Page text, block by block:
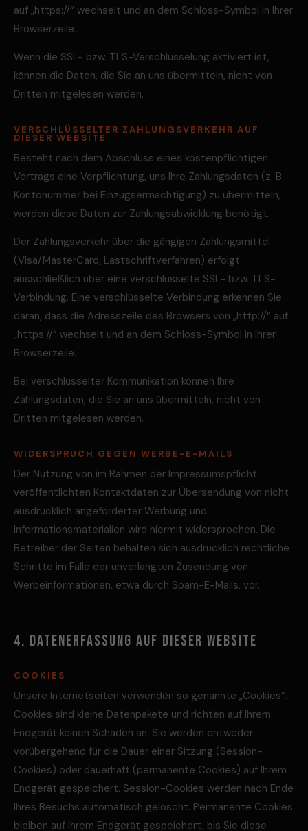
auf „https://“ wechselt und an dem Schloss-Symbol in Ihrer
Browserzeile.
Wenn die SSL- bzw. TLS-Verschlüsselung aktiviert ist,
können die Daten, die Sie an uns übermitteln, nicht von
Dritten mitgelesen werden.
VERSCHLÜSSELTER ZAHLUNGSVERKEHR AUF
DIESER WEBSITE
Besteht nach dem Abschluss eines kostenpflichtigen
Vertrags eine Verpflichtung, uns Ihre Zahlungsdaten (z. B.
Kontonummer bei Einzugsermächtigung) zu übermitteln,
werden diese Daten zur Zahlungsabwicklung benötigt.
Der Zahlungsverkehr über die gängigen Zahlungsmittel
(Visa/MasterCard, Lastschriftverfahren) erfolgt
ausschließlich über eine verschlüsselte SSL- bzw. TLS-
Verbindung. Eine verschlüsselte Verbindung erkennen Sie
daran, dass die Adresszeile des Browsers von „http://“ auf
„https://“ wechselt und an dem Schloss-Symbol in Ihrer
Browserzeile.
Bei verschlüsselter Kommunikation können Ihre
Zahlungsdaten, die Sie an uns übermitteln, nicht von
Dritten mitgelesen werden.
WIDERSPRUCH GEGEN WERBE-E-MAILS
Der Nutzung von im Rahmen der Impressumspflicht
veröffentlichten Kontaktdaten zur Übersendung von nicht
ausdrücklich angeforderter Werbung und
Informationsmaterialien wird hiermit widersprochen. Die
Betreiber der Seiten behalten sich ausdrücklich rechtliche
Schritte im Falle der unverlangten Zusendung von
Werbeinformationen, etwa durch Spam-E-Mails, vor.
4. DATENERFASSUNG AUF DIESER WEBSITE
COOKIES
Unsere Internetseiten verwenden so genannte „Cookies“.
Cookies sind kleine Datenpakete und richten auf Ihrem
Endgerät keinen Schaden an. Sie werden entweder
vorübergehend für die Dauer einer Sitzung (Session-
Cookies) oder dauerhaft (permanente Cookies) auf Ihrem
Endgerät gespeichert. Session-Cookies werden nach Ende
Ihres Besuchs automatisch gelöscht. Permanente Cookies
bleiben auf Ihrem Endgerät gespeichert, bis Sie diese